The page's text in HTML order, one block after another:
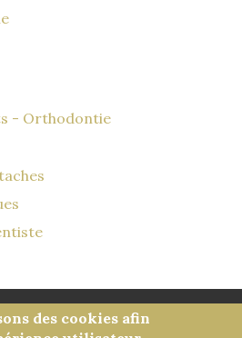
- Orthodontie
légales-Infos Conseil de
des cookies afin